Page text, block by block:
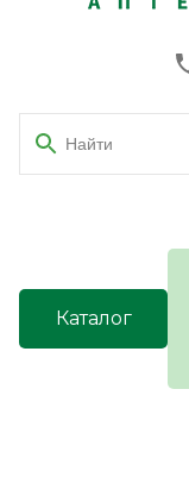
Каталог